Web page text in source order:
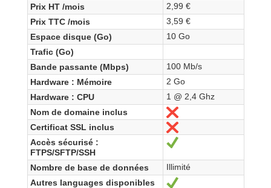
Prix HT /mois
2,99 €
Prix TTC /mois
3,59 €
Espace disque (Go)
10 Go
Trafic (Go)
Bande passante (Mbps)
100 Mb/s
Hardware : Mémoire
2 Go
Hardware : CPU
1 @ 2,4 Ghz
Nom de domaine inclus
Non
Certificat SSL inclus
Non
Accès sécurisé :
FTPS/SFTP/SSH
Oui
Nombre de base de données
Illimité
Autres languages disponibles
Oui